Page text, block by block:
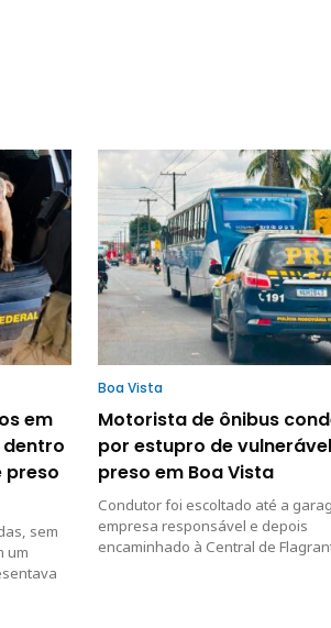
em
preso
sem
um
Boa Vista
Motorista de ônibus
por estupro de
preso em Boa Vista
Condutor foi escoltado até a
empresa responsável e depois
encaminhado à Central de